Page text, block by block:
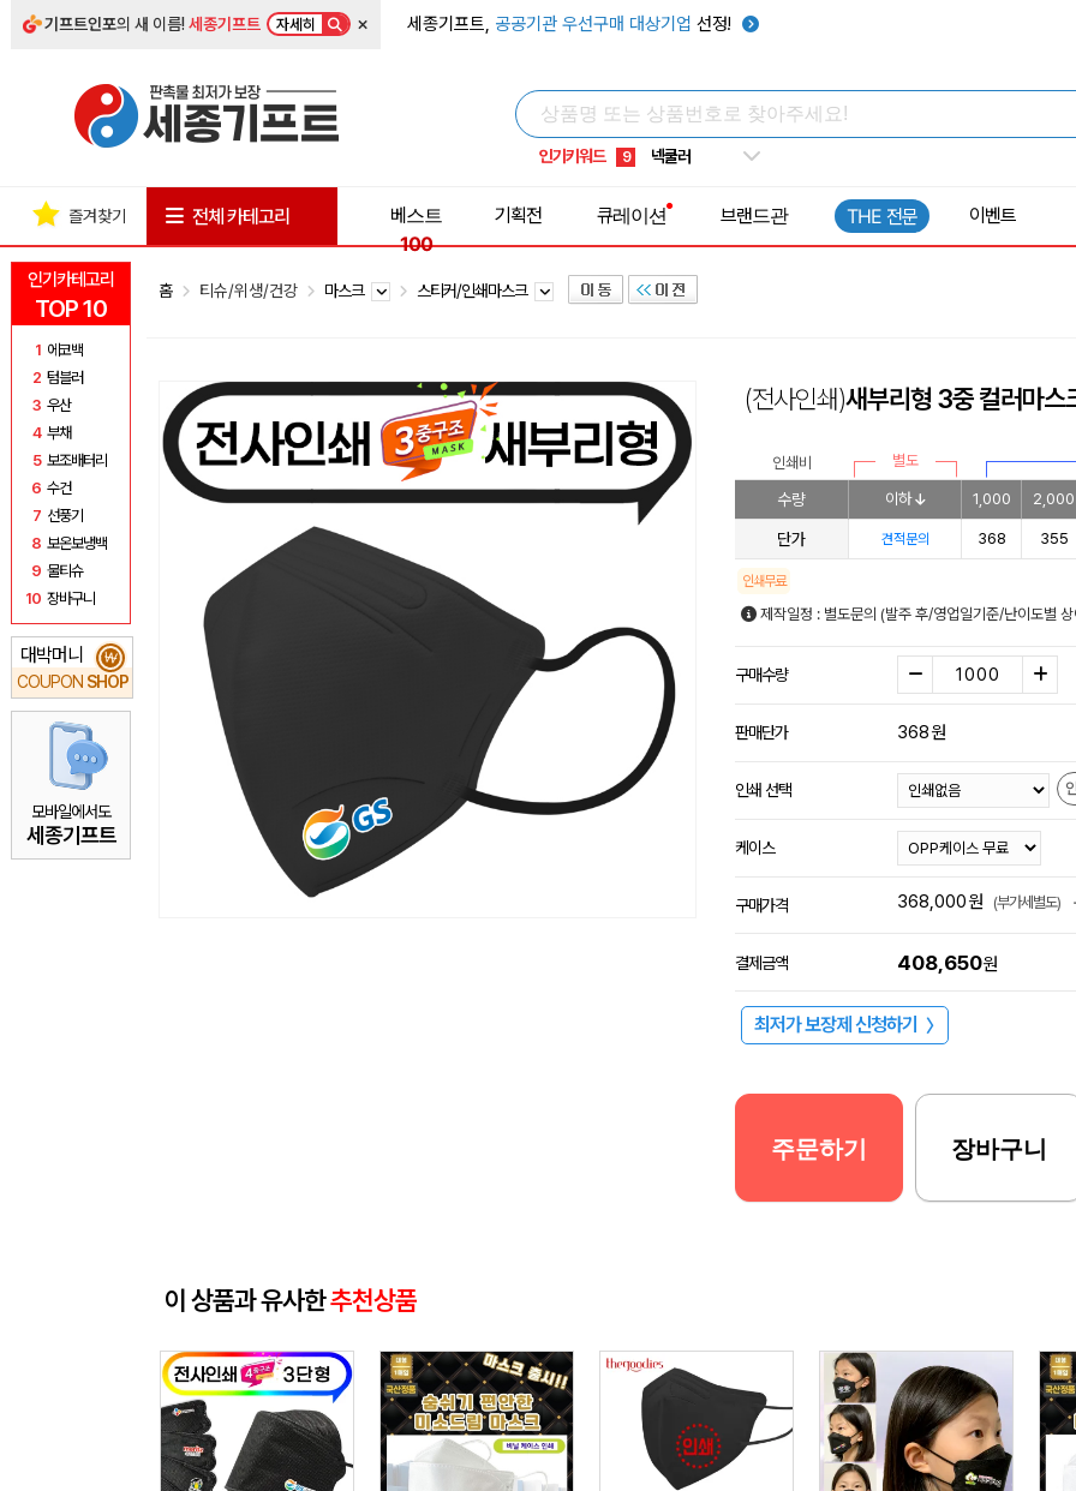
기프트인포의 새 이름!세종기프트 자세히 × 세종기프트, 공공기관 우선구매 대상기업 선정!
인기키워드
5 키캡
8 쿨토시
9 넥쿨러
1 선풍기
인기카테고리
TOP 10
1 에코백
2 텀블러
3 우산
4 부채
5 보조배터리
6 수건
7 선풍기
8 보온보냉백
9 물티슈
10 장바구니
대박머니
COUPON SHOP
₩
모바일에서도
세종기프트
즐겨찾기 전체 카테고리
베스트
100
기획전 큐레이션 브랜드관 THE 전문 이벤트
홈 티슈/위생/건강 마스크 스티커/인쇄마스크
(전사인쇄)새부리형 3중 컬러마스
인쇄비 별도
수량 이하 1,000 2,000
단가 견적문의 368 355
인쇄무료
제작일정 : 별도문의 (발주 후/영업일기준/난이도별
구매수량
판매단가 368원
인쇄 선택
케이스
구매가격 368,000원 (부가세별도)
결제금액 408,650원
최저가 보장제 신청하기 〉
주문하기 장바구니
이 상품과 유사한추천상품